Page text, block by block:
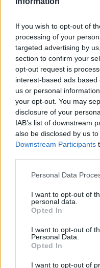
If you wish to opt-out of
processing of your
targeted advertising by
section to confirm your
opt-out request is
interest-based ads
us or personal
your opt-out. You may
disclosure of your
IAB’s list of downstream
also be disclosed by us
Downstream Participants
Please note that this
not limited to your visit or
grant or deny consent to
use your data for below
consent section.
Personal Data
I want to opt-out of
personal data.
Opted In
I want to opt-out of
Personal Data.
Opted In
I want to opt-out of
Adam Driver titkokat
A Star Wars: Az ébredő
beszélt a franchise
hasonlította a legújabb